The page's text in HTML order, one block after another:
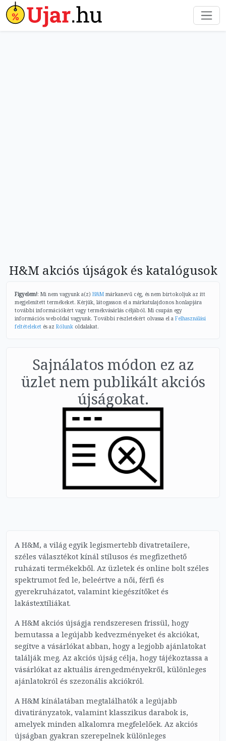
H&M akciós újságok és katalógusok
Figyelem!: Mi nem vagyunk a(z) H&M márkanevű cég, és nem birtokoljuk az itt
megjelenített termékeket. Kérjük, látogasson el a márkatulajdonos honlapjára
további információkért vagy termékvásárlás céljából. Mi csupán egy
információs weboldal vagyunk. További részletekért olvassa el a Felhasználási
feltételeket és az Rólunk oldalakat.
Sajnálatos módon ez az
üzlet nem publikált akciós
újságokat.
A H&M, a világ egyik legismertebb divatretailere,
széles választékot kínál stílusos és megfizethető
ruházati termékekből. Az üzletek és online bolt széles
spektrumot fed le, beleértve a női, férfi és
gyerekruházatot, valamint kiegészítőket és
lakástextíliákat.
A H&M akciós újságja rendszeresen frissül, hogy
bemutassa a legújabb kedvezményeket és akciókat,
segítve a vásárlókat abban, hogy a legjobb ajánlatokat
találják meg. Az akciós újság célja, hogy tájékoztassa a
vásárlókat az aktuális árengedményekről, különleges
ajánlatokról és szezonális akciókról.
A H&M kínálatában megtalálhatók a legújabb
divatirányzatok, valamint klasszikus darabok is,
amelyek minden alkalomra megfelelőek. Az akciós
újságban gyakran szerepelnek különleges